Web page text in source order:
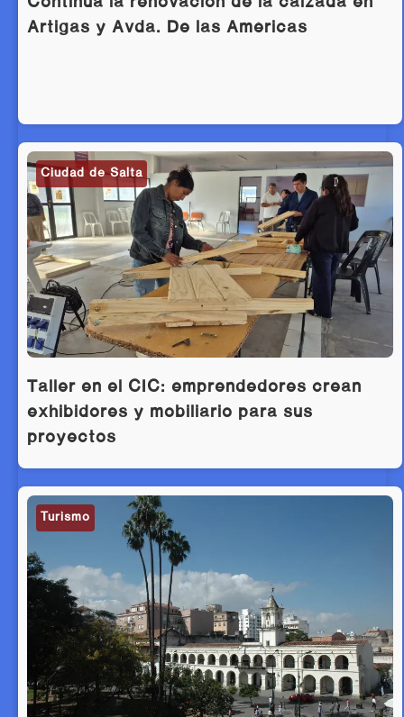
Artigas y Avda. De las Américas
Ciudad de Salta
Taller en el CIC: emprendedores crean
exhibidores y mobiliario para sus
proyectos
Turismo